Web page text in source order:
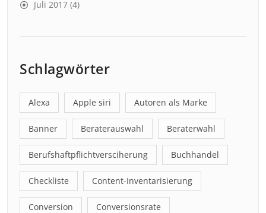
Juli 2017 (4)
Schlagwörter
Alexa Apple siri Autoren als Marke
Banner Beraterauswahl Beraterwahl
Berufshaftpflichtversciherung Buchhandel
Checkliste Content-Inventarisierung
Conversion Conversionsrate